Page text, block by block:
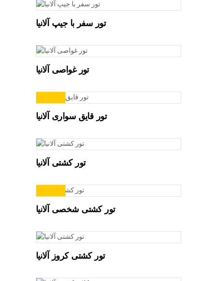
تور سفر با جیپ آلانیا
تور غواصی آلانیا
ویژه
تور قایق سواری آلانیا
تور کشتی آلانیا
تور کشتی شخصی آلانیا
تور کشتی کروز آلانیا